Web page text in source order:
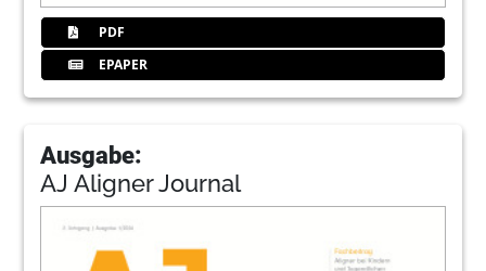
PDF
EPAPER
Ausgabe:
AJ Aligner Journal